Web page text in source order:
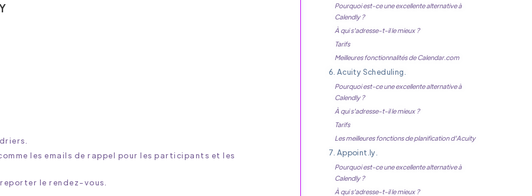
les emails de rappel pour les participants et les
le rendez-vous.
Pourquoi est-ce une excellente alternative à
Calendly ?
À qui s'adresse-t-il le mieux ?
Tarifs
Meilleures fonctionnalités de Calendar.com
6. Acuity Scheduling.
Pourquoi est-ce une excellente alternative à
Calendly ?
À qui s'adresse-t-il le mieux ?
Tarifs
Les meilleures fonctions de planification d'Acuity
7. Appoint.ly.
Pourquoi est-ce une excellente alternative à
Calendly ?
À qui s'adresse-t-il le mieux ?